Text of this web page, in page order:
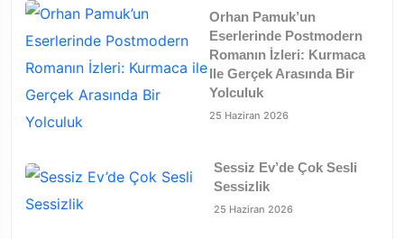
Orhan Pamuk’un
Eserlerinde Postmodern
Romanın İzleri: Kurmaca
Ile Gerçek Arasında Bir
Yolculuk
25 Haziran 2026
Sessiz Ev’de Çok Sesli
Sessizlik
25 Haziran 2026